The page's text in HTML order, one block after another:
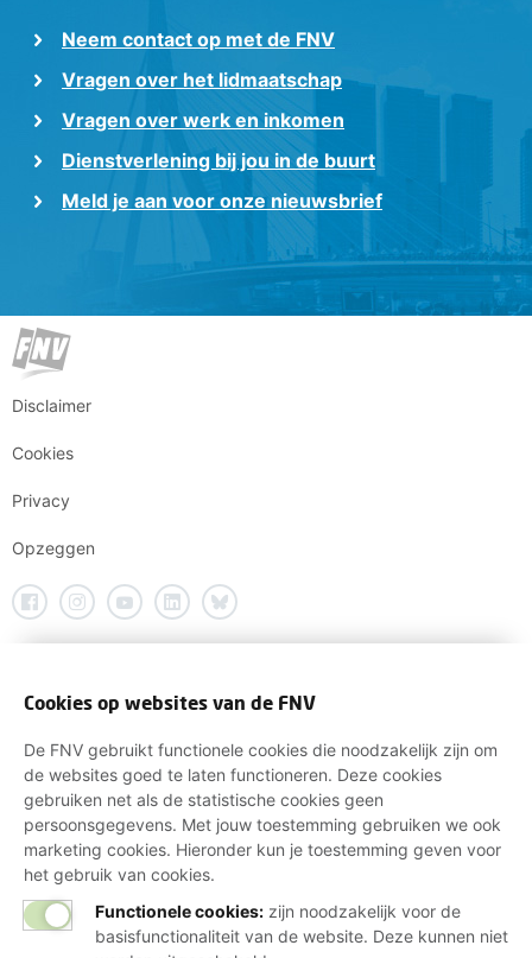
Neem contact op met de FNV
Vragen over het lidmaatschap
Vragen over werk en inkomen
Dienstverlening bij jou in de buurt
Meld je aan voor onze nieuwsbrief
Disclaimer
Cookies
Privacy
Opzeggen
Cookies op websites van de FNV
De FNV gebruikt functionele cookies die noodzakelijk zijn om
de websites goed te laten functioneren. Deze cookies
gebruiken net als de statistische cookies geen
persoonsgegevens. Met jouw toestemming gebruiken we ook
marketing cookies. Hieronder kun je toestemming geven voor
het gebruik van cookies.
Functionele cookies: zijn noodzakelijk voor de
basisfunctionaliteit van de website. Deze kunnen niet